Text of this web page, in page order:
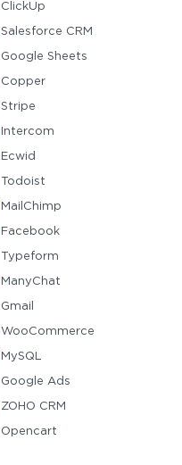
ClickUp
Salesforce CRM
Google Sheets
Copper
Stripe
Intercom
Ecwid
Todoist
MailChimp
Facebook
Typeform
ManyChat
Gmail
WooCommerce
MySQL
Google Ads
ZOHO CRM
Opencart